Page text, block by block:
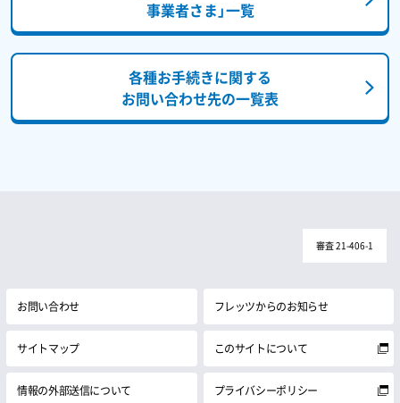
事業者さま」一覧
各種お手続きに関する
お問い合わせ先の一覧表
審査 21-406-1
お問い合わせ フレッツからのお知らせ
サイトマップ このサイトについて
情報の外部送信について プライバシーポリシー